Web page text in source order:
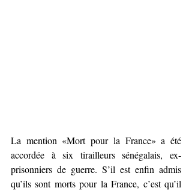
La mention «Mort pour la France» a été
accordée à six tirailleurs sénégalais, ex-
prisonniers de guerre. S’il est enfin admis
qu’ils sont morts pour la France, c’est qu’il